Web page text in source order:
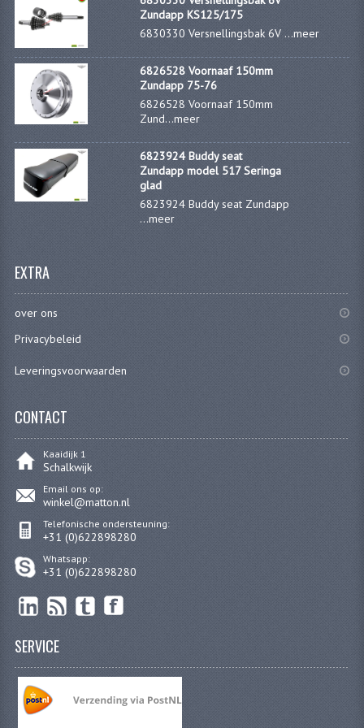
VELGEN EN SPAKEN
ALUMINIUM VELGEN
CHROMEN VELGEN
SPAKEN
WIELEN DIVERSEN
SCHOKBREKERS
SLOTEN
STUREN
SPATBORDEN EN KENTEKENPLATEN
ACHTERLICHTEN
KABELBOMEN
Zundapp KS125/175
6830330 Versnellingsbak 6V ...meer
6826528 Voornaaf 150mm
Zundapp 75-76
6826528 Voornaaf 150mm
Zund...meer
6823924 Buddy seat
Zundapp model 517 Seringa
glad
6823924 Buddy seat Zundapp
...meer
EXTRA
over ons
Privacybeleid
Leveringsvoorwaarden
CONTACT
Kaaidijk 1
Schalkwijk
Email ons op:
winkel@matton.nl
Telefonische ondersteuning:
+31 (0)622898280
Whatsapp:
+31 (0)622898280
SERVICE